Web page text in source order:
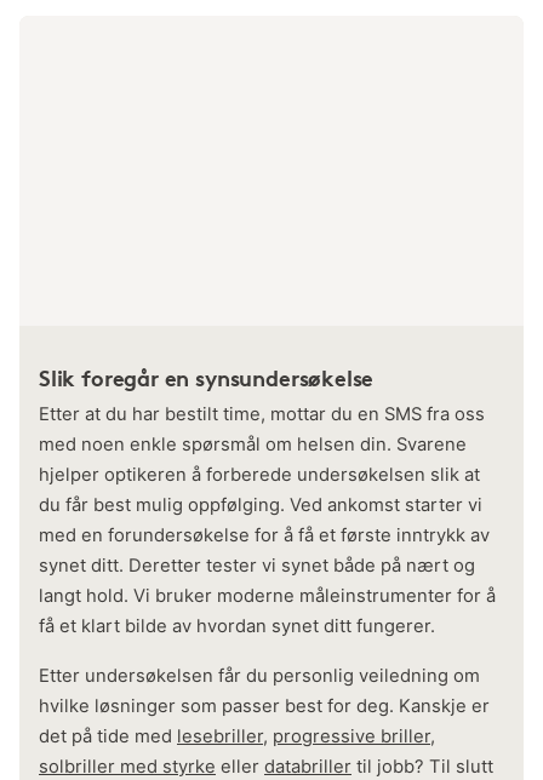
Slik foregår en synsundersøkelse
Etter at du har bestilt time, mottar du en SMS fra oss
med noen enkle spørsmål om helsen din. Svarene
hjelper optikeren å forberede undersøkelsen slik at
du får best mulig oppfølging. Ved ankomst starter vi
med en forundersøkelse for å få et første inntrykk av
synet ditt. Deretter tester vi synet både på nært og
langt hold. Vi bruker moderne måleinstrumenter for å
få et klart bilde av hvordan synet ditt fungerer.
Etter undersøkelsen får du personlig veiledning om
hvilke løsninger som passer best for deg. Kanskje er
det på tide med lesebriller, progressive briller,
solbriller med styrke eller databriller til jobb? Til slutt